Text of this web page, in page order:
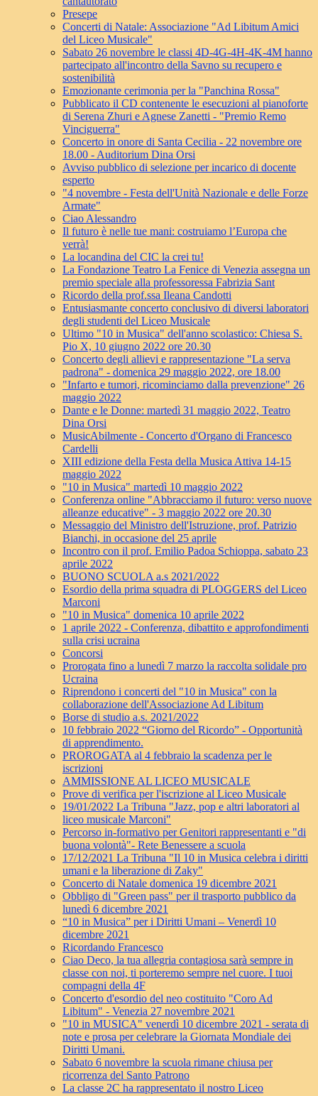
Presepe
Concerti di Natale: Associazione "Ad Libitum Amici
del Liceo Musicale"
Sabato 26 novembre le classi 4D-4G-4H-4K-4M hanno
partecipato all'incontro della Savno su recupero e
sostenibilità
Emozionante cerimonia per la "Panchina Rossa"
Pubblicato il CD contenente le esecuzioni al pianoforte
di Serena Zhuri e Agnese Zanetti - "Premio Remo
Vinciguerra"
Concerto in onore di Santa Cecilia - 22 novembre ore
18.00 - Auditorium Dina Orsi
Avviso pubblico di selezione per incarico di docente
esperto
"4 novembre - Festa dell'Unità Nazionale e delle Forze
Armate"
Ciao Alessandro
Il futuro è nelle tue mani: costruiamo l’Europa che
verrà!
La locandina del CIC la crei tu!
La Fondazione Teatro La Fenice di Venezia assegna un
premio speciale alla professoressa Fabrizia Sant
Ricordo della prof.ssa Ileana Candotti
Entusiasmante concerto conclusivo di diversi laboratori
degli studenti del Liceo Musicale
Ultimo "10 in Musica" dell'anno scolastico: Chiesa S.
Pio X, 10 giugno 2022 ore 20.30
Concerto degli allievi e rappresentazione "La serva
padrona" - domenica 29 maggio 2022, ore 18.00
"Infarto e tumori, ricominciamo dalla prevenzione" 26
maggio 2022
Dante e le Donne: martedì 31 maggio 2022, Teatro
Dina Orsi
MusicAbilmente - Concerto d'Organo di Francesco
Cardelli
XIII edizione della Festa della Musica Attiva 14-15
maggio 2022
"10 in Musica" martedì 10 maggio 2022
Conferenza online "Abbracciamo il futuro: verso nuove
alleanze educative" - 3 maggio 2022 ore 20.30
Messaggio del Ministro dell'Istruzione, prof. Patrizio
Bianchi, in occasione del 25 aprile
Incontro con il prof. Emilio Padoa Schioppa, sabato 23
aprile 2022
BUONO SCUOLA a.s 2021/2022
Esordio della prima squadra di PLOGGERS del Liceo
Marconi
"10 in Musica" domenica 10 aprile 2022
1 aprile 2022 - Conferenza, dibattito e approfondimenti
sulla crisi ucraina
Concorsi
Prorogata fino a lunedì 7 marzo la raccolta solidale pro
Ucraina
Riprendono i concerti del "10 in Musica" con la
collaborazione dell'Associazione Ad Libitum
Borse di studio a.s. 2021/2022
10 febbraio 2022 “Giorno del Ricordo” - Opportunità
di apprendimento.
PROROGATA al 4 febbraio la scadenza per le
iscrizioni
AMMISSIONE AL LICEO MUSICALE
Prove di verifica per l'iscrizione al Liceo Musicale
19/01/2022 La Tribuna "Jazz, pop e altri laboratori al
liceo musicale Marconi"
Percorso in-formativo per Genitori rappresentanti e "di
buona volontà"- Rete Benessere a scuola
17/12/2021 La Tribuna "Il 10 in Musica celebra i diritti
umani e la liberazione di Zaky"
Concerto di Natale domenica 19 dicembre 2021
Obbligo di "Green pass" per il trasporto pubblico da
lunedì 6 dicembre 2021
“10 in Musica” per i Diritti Umani – Venerdì 10
dicembre 2021
Ricordando Francesco
Ciao Deco, la tua allegria contagiosa sarà sempre in
classe con noi, ti porteremo sempre nel cuore. I tuoi
compagni della 4F
Concerto d'esordio del neo costituito "Coro Ad
Libitum" - Venezia 27 novembre 2021
"10 in MUSICA" venerdì 10 dicembre 2021 - serata di
note e prosa per celebrare la Giornata Mondiale dei
Diritti Umani.
Sabato 6 novembre la scuola rimane chiusa per
ricorrenza del Santo Patrono
La classe 2C ha rappresentato il nostro Liceo